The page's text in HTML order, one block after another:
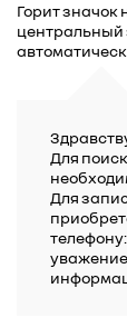
Горит значок
центральный
Для
Для
телефону: